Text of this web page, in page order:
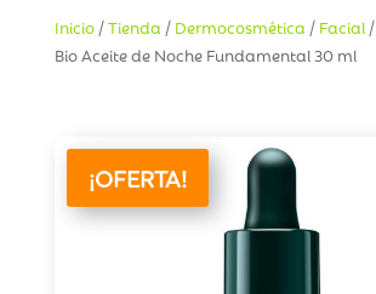
Inicio/Tienda / Dermocosmética / Facial/
Bio Aceite de Noche Fundamental 30 ml
¡OFERTA!